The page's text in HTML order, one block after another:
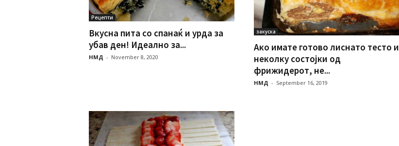
Рецепти
Вкусна пита со спанаќ и урда за
убав ден! Идеално за...
НМД - November 8, 2020
закуска
Ако имате готово лиснато тесто и
неколку состојки од
фрижидерот, не...
НМД - September 16, 2019